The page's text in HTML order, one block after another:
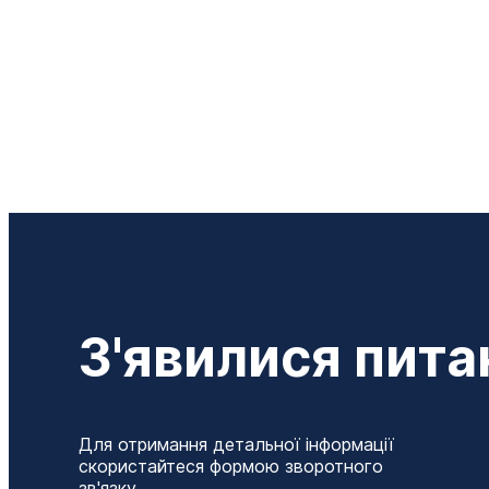
З'явилися
Для отримання детальної інформації
скористайтеся формою зворотного